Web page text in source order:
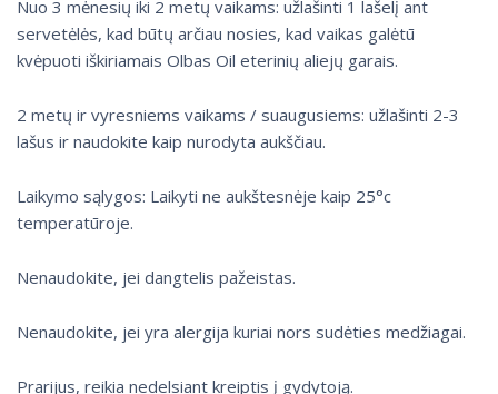
Nuo 3 mėnesių iki 2 metų vaikams: užlašinti 1 lašelį ant
servetėlės, kad būtų arčiau nosies, kad vaikas galėtū
kvėpuoti iškiriamais Olbas Oil eterinių aliejų garais.
2 metų ir vyresniems vaikams / suaugusiems: užlašinti 2-3
lašus ir naudokite kaip nurodyta aukščiau.
Laikymo sąlygos: Laikyti ne aukštesnėje kaip 25°c
temperatūroje.
Nenaudokite, jei dangtelis pažeistas.
Nenaudokite, jei yra alergija kuriai nors sudėties medžiagai.
Prarijus, reikia nedelsiant kreiptis į gydytoją.